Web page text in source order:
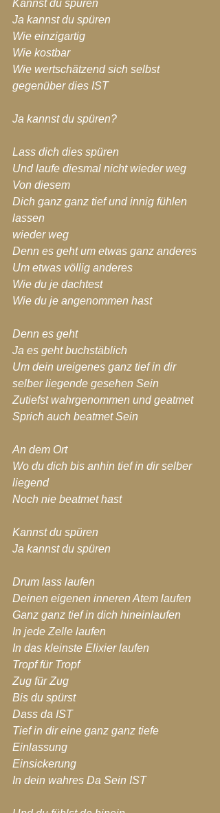
Kannst du spüren
Ja kannst du spüren
Wie einzigartig
Wie kostbar
Wie wertschätzend sich selbst
gegenüber dies IST
Ja kannst du spüren?
Lass dich dies spüren
Und laufe diesmal nicht wieder weg
Von diesem
Dich ganz ganz tief und innig fühlen
lassen
wieder weg
Denn es geht um etwas ganz anderes
Um etwas völlig anderes
Wie du je dachtest
Wie du je angenommen hast
Denn es geht
Ja es geht buchstäblich
Um dein ureigenes ganz tief in dir
selber liegende gesehen Sein
Zutiefst wahrgenommen und geatmet
Sprich auch beatmet Sein
An dem Ort
Wo du dich bis anhin tief in dir selber
liegend
Noch nie beatmet hast
Kannst du spüren
Ja kannst du spüren
Drum lass laufen
Deinen eigenen inneren Atem laufen
Ganz ganz tief in dich hineinlaufen
In jede Zelle laufen
In das kleinste Elixier laufen
Tropf für Tropf
Zug für Zug
Bis du spürst
Dass da IST
Tief in dir eine ganz ganz tiefe
Einlassung
Einsickerung
In dein wahres Da Sein IST